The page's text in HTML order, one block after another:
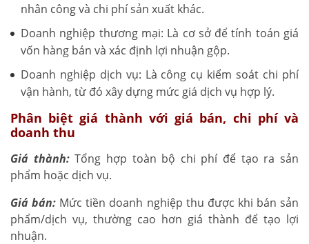
nhân công và chi phí sản xuất khác.
Doanh nghiệp thương mại: Là cơ sở để tính toán giá
vốn hàng bán và xác định lợi nhuận gộp.
Doanh nghiệp dịch vụ: Là công cụ kiểm soát chi phí
vận hành, từ đó xây dựng mức giá dịch vụ hợp lý.
Phân biệt giá thành với giá bán, chi phí và
doanh thu
Giá thành:Tổng hợp toàn bộ chi phí để tạo ra sản
phẩm hoặc dịch vụ.
Giá bán: Mức tiền doanh nghiệp thu được khi bán sản
phẩm/dịch vụ, thường cao hơn giá thành để tạo lợi
nhuận.